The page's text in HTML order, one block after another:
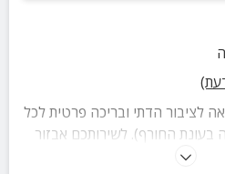
לציבור הדתי ובריכה פרטית לכל
בעונת החורף). לשירותכם אבזור
במיוחד בשבילכם!